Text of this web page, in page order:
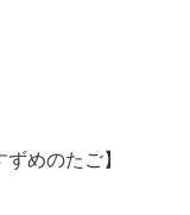
ずめのたご】